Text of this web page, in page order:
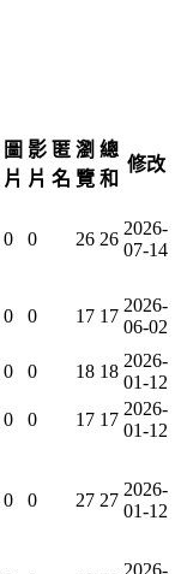
圖
片
影
片
匿
名
瀏
覽
總
和
修改
0 0 26 26
2026-
07-14
0 0 17 17
2026-
06-02
0 0 18 18
2026-
01-12
0 0 17 17
2026-
01-12
0 0 27 27
2026-
01-12
2026-